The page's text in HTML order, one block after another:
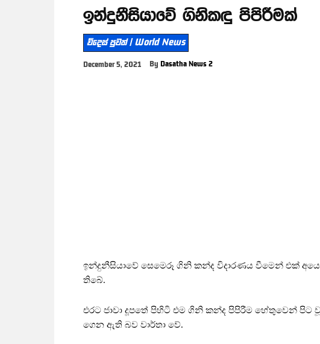
ඉන්දුනීසියාවේ ගිනිකඳු පිපිරීමක්
විදෙස් පුවත් | World News
December 5, 2021 By Dasatha News 2
ඉන්දුනීසියාවේ සෙමෙරූ ගිනි කන්ද විදාරණය වීමෙන් එක්
තිබේ.
එරට ජාවා දූපතේ පිහිටි එම ගිනි කන්ද පිපිරීම හේතුවෙන් පිට
ගෙන ඇති බව වාර්තා වේ.